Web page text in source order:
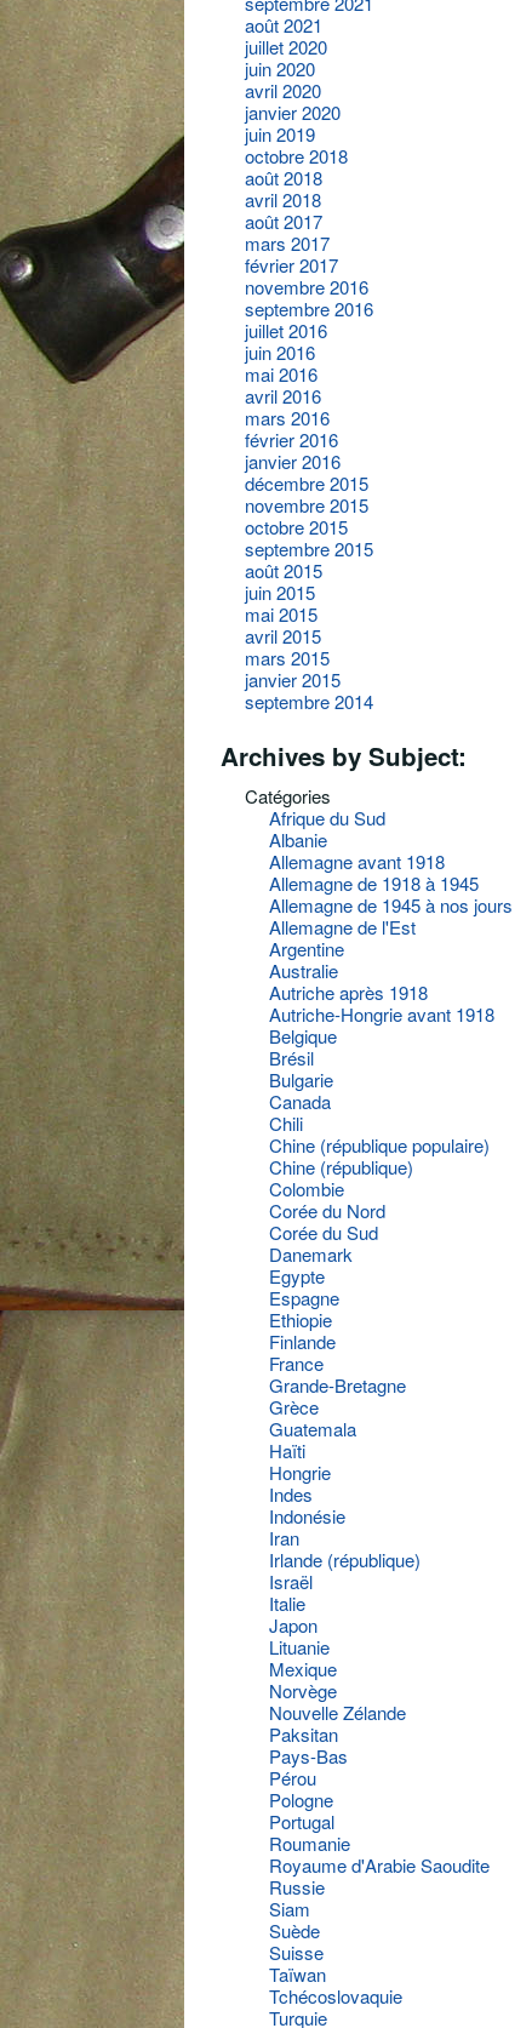
août 2021
juillet 2020
juin 2020
avril 2020
janvier 2020
juin 2019
octobre 2018
août 2018
avril 2018
août 2017
mars 2017
février 2017
novembre 2016
septembre 2016
juillet 2016
juin 2016
mai 2016
avril 2016
mars 2016
février 2016
janvier 2016
décembre 2015
novembre 2015
octobre 2015
septembre 2015
août 2015
juin 2015
mai 2015
avril 2015
mars 2015
janvier 2015
septembre 2014
Archives by Subject:
Catégories
Afrique du Sud
Albanie
Allemagne avant 1918
Allemagne de 1918 à 1945
Allemagne de 1945 à nos jours
Allemagne de l'Est
Argentine
Australie
Autriche après 1918
Autriche-Hongrie avant 1918
Belgique
Brésil
Bulgarie
Canada
Chili
Chine (république populaire)
Chine (république)
Colombie
Corée du Nord
Corée du Sud
Danemark
Egypte
Espagne
Ethiopie
Finlande
France
Grande-Bretagne
Grèce
Guatemala
Haïti
Hongrie
Indes
Indonésie
Iran
Irlande (république)
Israël
Italie
Japon
Lituanie
Mexique
Norvège
Nouvelle Zélande
Paksitan
Pays-Bas
Pérou
Pologne
Portugal
Roumanie
Royaume d'Arabie Saoudite
Russie
Siam
Suède
Suisse
Taïwan
Tchécoslovaquie
Turquie